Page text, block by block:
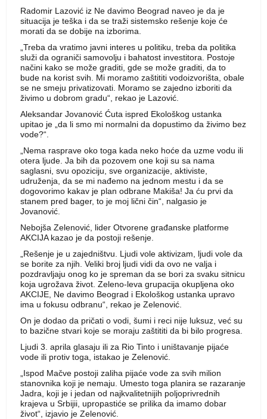
Radomir Lazović iz Ne davimo Beograd naveo je da je
situacija je teška i da se traži sistemsko rešenje koje će
morati da se dobije na izborima.
„Treba da vratimo javni interes u politiku, treba da politika
služi da ograniči samovolju i bahatost investitora. Postoje
načini kako se može graditi, gde se može graditi, da to
bude na korist svih. Mi moramo zaštititi vodoizvorišta, obale
se ne smeju privatizovati. Moramo se zajedno izboriti da
živimo u dobrom gradu“, rekao je Lazović.
Aleksandar Jovanović Ćuta ispred Ekološkog ustanka
upitao je „da li smo mi normalni da dopustimo da živimo bez
vode?“.
„Nema rasprave oko toga kada neko hoće da uzme vodu ili
otera ljude. Ja bih da pozovem one koji su sa nama
saglasni, svu opoziciju, sve organizacije, aktiviste,
udruženja, da se mi nađemo na jednom mestu i da se
dogovorimo kakav je plan odbrane Makiša! Ja ću prvi da
stanem pred bager, to je moj lični čin“, nalgasio je
Jovanović.
Nebojša Zelenović, lider Otvorene građanske platforme
AKCIJA kazao je da postoji rešenje.
„Rešenje je u zajedništvu. Ljudi vole aktivizam, ljudi vole da
se borite za njih. Veliki broj ljudi vidi da ovo ne valja i
pozdravljaju onog ko je spreman da se bori za svaku sitnicu
koja ugrožava život. Zeleno-leva grupacija okupljena oko
AKCIJE, Ne davimo Beograd i Ekološkog ustanka upravo
ima u fokusu odbranu“, rekao je Zelenović.
On je dodao da pričati o vodi, šumi i reci nije luksuz, već su
to bazične stvari koje se moraju zaštititi da bi bilo progresa.
Ljudi 3. aprila glasaju ili za Rio Tinto i uništavanje pijaće
vode ili protiv toga, istakao je Zelenović.
„Ispod Mačve postoji zaliha pijaće vode za svih milion
stanovnika koji je nemaju. Umesto toga planira se razaranje
Jadra, koji je i jedan od najkvalitetnijih poljoprivrednih
krajeva u Srbijii, upropastiće se prilika da imamo dobar
život“, izjavio je Zelenović.